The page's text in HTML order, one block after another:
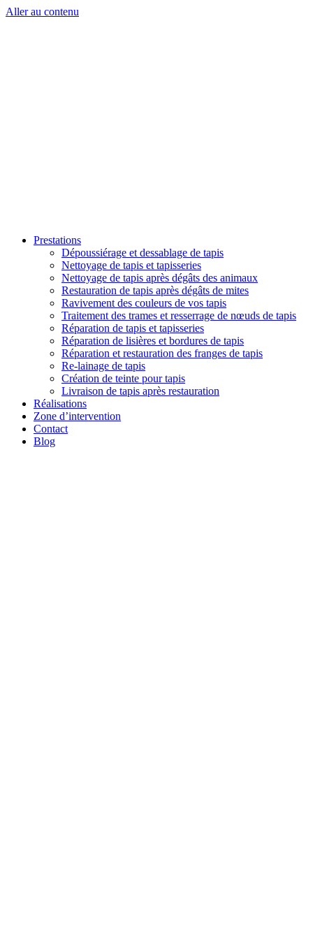
Aller au contenu
Prestations
Dépoussiérage et dessablage de tapis
Nettoyage de tapis et tapisseries
Nettoyage de tapis après dégâts des animaux
Restauration de tapis après dégâts de mites
Ravivement des couleurs de vos tapis
Traitement des trames et resserrage de nœuds de tapis
Réparation de tapis et tapisseries
Réparation de lisières et bordures de tapis
Réparation et restauration des franges de tapis
Re-lainage de tapis
Création de teinte pour tapis
Livraison de tapis après restauration
Réalisations
Zone d’intervention
Contact
Blog